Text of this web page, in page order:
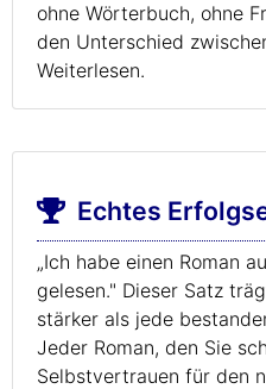
ohne Wörterbuch, ohne
den Unterschied
Weiterlesen.
Echtes
„Ich habe einen Roman
gelesen." Dieser Satz
stärker als jede
Jeder Roman, den Sie
Selbstvertrauen für den